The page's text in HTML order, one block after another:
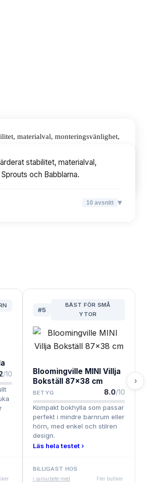
materialval, monteringsvänlighet,
stabilitet, materialval,
och Babblarna.
10 avsnitt ▾
/10
#5
BÄST FÖR SMÅ
YTOR
Bloomingville MINI Villja
Bokställ 87x38 cm
BETYG 8.0/10
Kompakt bokhylla som passar
perfekt i mindre barnrum eller
hörn, med enkel och stilren
design.
Läs hela testet ›
BILLIGAST HOS
i samarbete med
Fler butiker
›